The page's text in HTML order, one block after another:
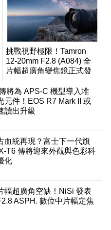
挑戰視野極限！Tamron
12-20mm F2.8 (A084) 全
片幅超廣角變焦鏡正式發
表
將為 APS-C 機型導入堆
元件！EOS R7 Mark II 或
讀出升級
血統再現？富士下一代旗
T6 傳將迎來外觀與色彩科
化
幅超廣角空缺！NiSi 發表
ASPH. 數位中片幅定焦